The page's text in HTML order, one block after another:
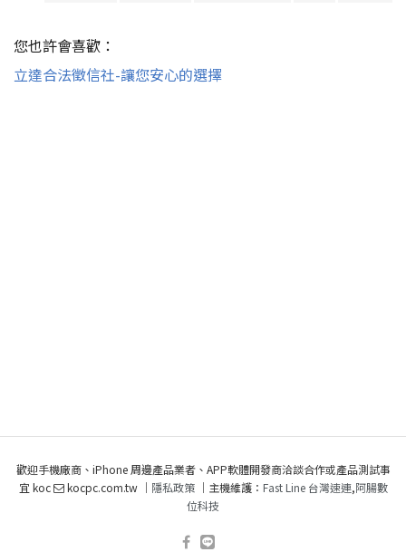
您也許會喜歡：
立達合法徵信社-讓您安心的選擇
歡迎手機廠商、iPhone 周邊產品業者、APP軟體開發商洽談合作或產品測試事
宜 koc
kocpc.com.tw ｜ 隱私政策｜主機維護： Fast Line 台灣速連,阿腸數
位科技